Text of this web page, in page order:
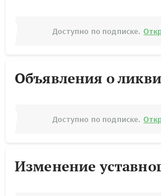
Доступно по подписке.
Объявления о
Доступно по подписке.
Изменение